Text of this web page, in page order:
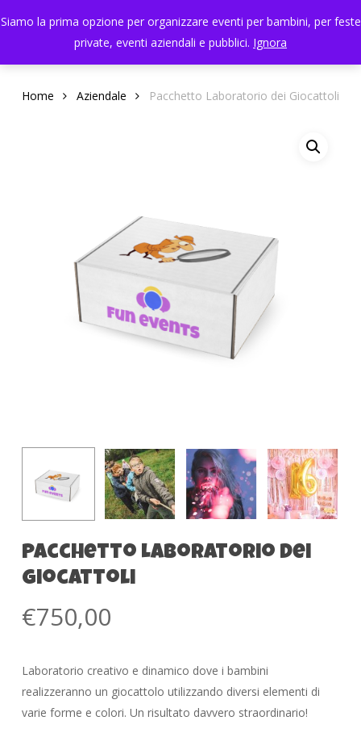
Siamo la prima opzione per organizzare eventi per bambini, per feste
private, eventi aziendali e pubblici. Ignora
to
Menu
Home Aziendale Pacchetto Laboratorio dei Giocattoli
Pacchetto Laboratorio dei
Giocattoli
€750,00
Laboratorio creativo e dinamico dove i bambini
realizzeranno un giocattolo utilizzando diversi elementi di
varie forme e colori. Un risultato davvero straordinario!
Menu